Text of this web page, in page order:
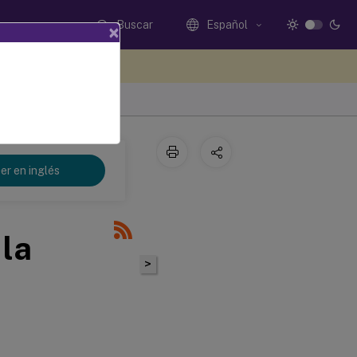
Buscar Español
en inglés
>
×